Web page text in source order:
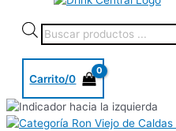
Carrito/0